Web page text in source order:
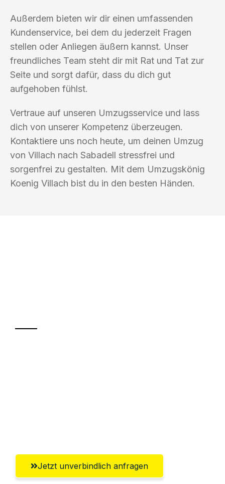
Außerdem bieten wir dir einen umfassenden
Kundenservice, bei dem du jederzeit Fragen
stellen oder Anliegen äußern kannst. Unser
freundliches Team steht dir mit Rat und Tat zur
Seite und sorgt dafür, dass du dich gut
aufgehoben fühlst.
Vertraue auf unseren Umzugsservice und lass
dich von unserer Kompetenz überzeugen.
Kontaktiere uns noch heute, um deinen Umzug
von Villach nach Sabadell stressfrei und
sorgenfrei zu gestalten. Mit dem Umzugskönig
Koenig Villach bist du in den besten Händen.
Jetzt unverbindlich anfragen